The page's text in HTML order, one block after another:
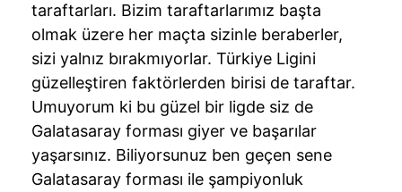
taraftarları. Bizim taraftarlarımız başta
olmak üzere her maçta sizinle beraberler,
sizi yalnız bırakmıyorlar. Türkiye Ligini
güzelleştiren faktörlerden birisi de taraftar.
Umuyorum ki bu güzel bir ligde siz de
Galatasaray forması giyer ve başarılar
yaşarsınız. Biliyorsunuz ben geçen sene
Galatasaray forması ile şampiyonluk